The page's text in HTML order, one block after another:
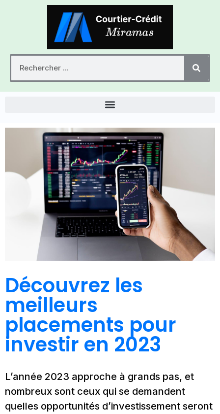
Découvrez les
meilleurs
placements pour
investir en 2023
L’année 2023 approche à grands pas, et
nombreux sont ceux qui se demandent
quelles opportunités d’investissement seront